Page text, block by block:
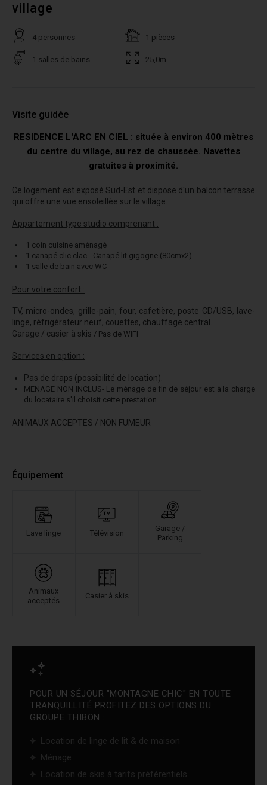
village
4 personnes 1 pièces
1 salles de bains 25,0m
Visite guidée
RESIDENCE L'ARC EN CIEL : située à environ 400 mètres
du centre du village, au rez de chaussée. Navettes
gratuites à proximité.
Ce logement est exposé Sud-Est et dispose d'un balcon terrasse
qui offre une vue ensoleillée sur le village.
Appartement type studio comprenant :
1 coin cuisine aménagé
1 canapé clic clac - Canapé lit gigogne (80cmx2)
1 salle de bain avec WC
Pour votre confort :
TV, micro-ondes, grille-pain, four, cafetière, poste CD/USB, lave-
linge, réfrigérateur neuf, couettes, chauffage central.
Garage / casier à skis / Pas de WIFI
Services en option :
Pas de draps (possibilité de location).
MENAGE NON INCLUS- Le ménage de fin de séjour est à la charge
du locataire s'il choisit cette prestation
ANIMAUX ACCEPTES / NON FUMEUR
Équipement
Lave linge Télévision
Garage /
Parking
Animaux
acceptés
Casier à skis
POUR UN SÉJOUR "MONTAGNE CHIC" EN TOUTE
TRANQUILLITÉ PROFITEZ DES OPTIONS DU
GROUPE THIBON :
Location de linge de lit & de maison
Ménage
Location de skis à tarifs préférentiels